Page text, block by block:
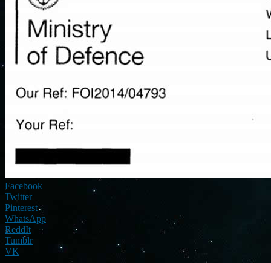
Facebook
Twitter
Pinterest
WhatsApp
ReddIt
Tumblr
VK